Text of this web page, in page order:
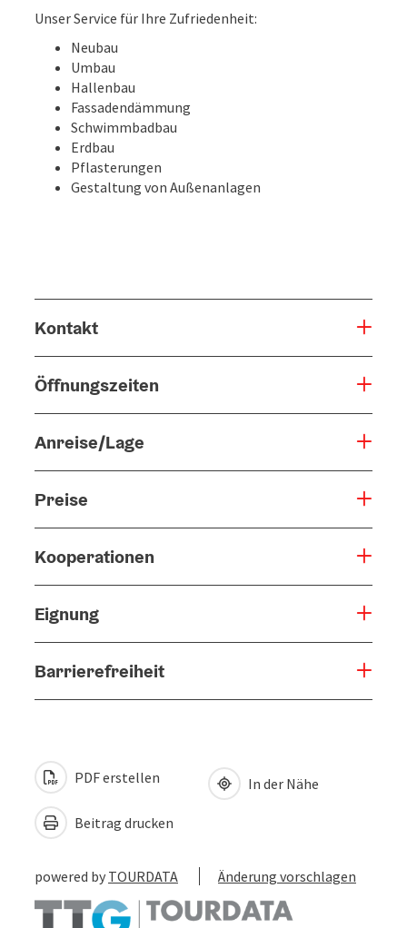
Unser Service für Ihre Zufriedenheit:
Neubau
Umbau
Hallenbau
Fassadendämmung
Schwimmbadbau
Erdbau
Pflasterungen
Gestaltung von Außenanlagen
Kontakt
Öffnungszeiten
Anreise/Lage
Preise
Kooperationen
Eignung
Barrierefreiheit
PDF erstellen
Beitrag drucken
In der Nähe
powered by TOURDATA Änderung vorschlagen